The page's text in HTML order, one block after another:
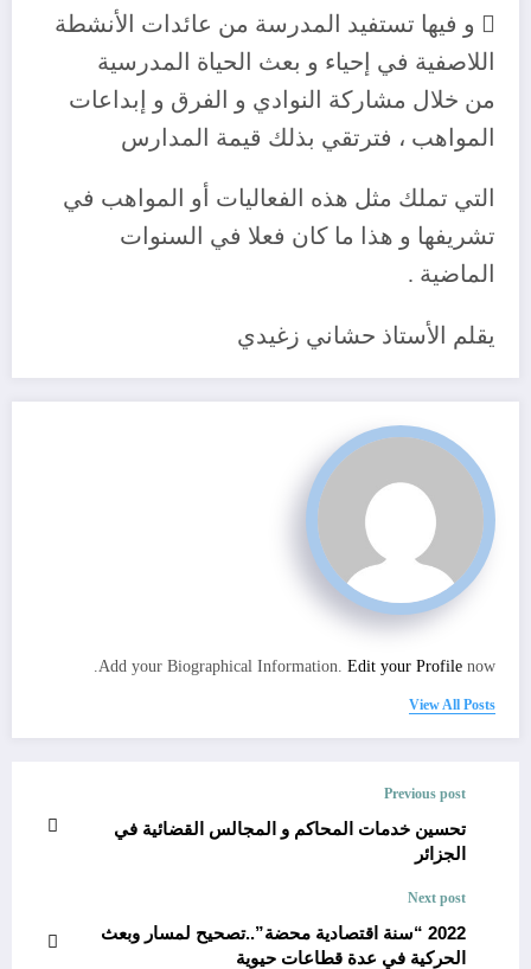
 و فيها تستفيد المدرسة من عائدات الأنشطة
اللاصفية في إحياء و بعث الحياة المدرسية
من خلال مشاركة النوادي و الفرق و إبداعات
المواهب ، فترتقي بذلك قيمة المدارس
التي تملك مثل هذه الفعاليات أو المواهب في
تشريفها و هذا ما كان فعلا في السنوات
الماضية .
يقلم الأستاذ حشاني زغيدي
Add your Biographical Information. Edit your Profile now.
View All Posts
Previous post
تحسين خدمات المحاكم و المجالس القضائية في
الجزائر
Next post
2022 “سنة اقتصادية محضة”..تصحيح لمسار وبعث
الحركية في عدة قطاعات حيوية